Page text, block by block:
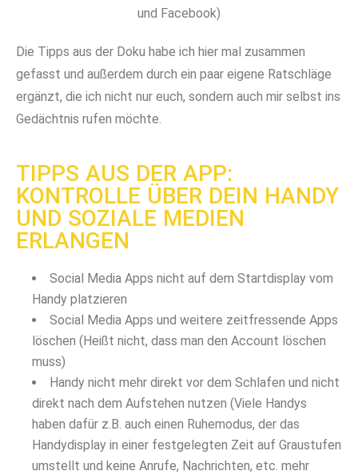
und Facebook)
Die Tipps aus der Doku habe ich hier mal zusammen
gefasst und außerdem durch ein paar eigene Ratschläge
ergänzt, die ich nicht nur euch, sondern auch mir selbst ins
Gedächtnis rufen möchte.
TIPPS AUS DER APP:
KONTROLLE ÜBER DEIN HANDY
UND SOZIALE MEDIEN
ERLANGEN
Social Media Apps nicht auf dem Startdisplay vom
Handy platzieren
Social Media Apps und weitere zeitfressende Apps
löschen (Heißt nicht, dass man den Account löschen
muss)
Handy nicht mehr direkt vor dem Schlafen und nicht
direkt nach dem Aufstehen nutzen (Viele Handys
haben dafür z.B. auch einen Ruhemodus, der das
Handydisplay in einer festgelegten Zeit auf Graustufen
umstellt und keine Anrufe, Nachrichten, etc. mehr